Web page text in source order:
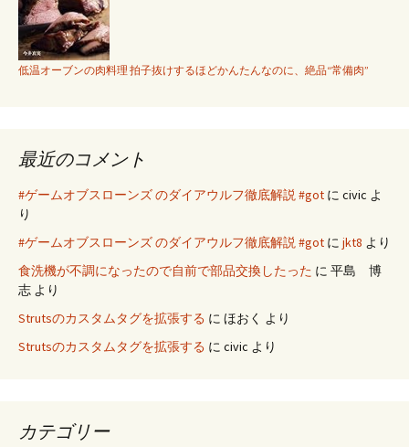
低温オーブンの肉料理 拍子抜けするほどかんたんなのに、絶品“常備肉”
最近のコメント
#ゲームオブスローンズ のダイアウルフ徹底解説 #got に civic よ
り
#ゲームオブスローンズ のダイアウルフ徹底解説 #got に jkt8 より
食洗機が不調になったので自前で部品交換したった に 平島 博
志 より
Strutsのカスタムタグを拡張する に ほおく より
Strutsのカスタムタグを拡張する に civic より
カテゴリー